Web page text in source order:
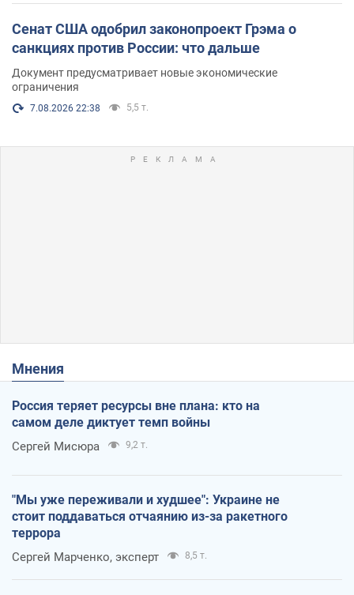
Сенат США одобрил законопроект Грэма о
санкциях против России: что дальше
Документ предусматривает новые экономические
ограничения
7.08.2026 22:38 5,5 т.
Мнения
Россия теряет ресурсы вне плана: кто на
самом деле диктует темп войны
Сергей Мисюра 9,2 т.
"Мы уже переживали и худшее": Украине не
стоит поддаваться отчаянию из-за ракетного
террора
Сергей Марченко, эксперт 8,5 т.